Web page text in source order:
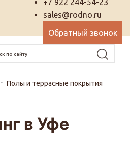
+7 922 244-54-23
sales@rodno.ru
Обратный звонок
Полы и террасные покрытия
в Уфе